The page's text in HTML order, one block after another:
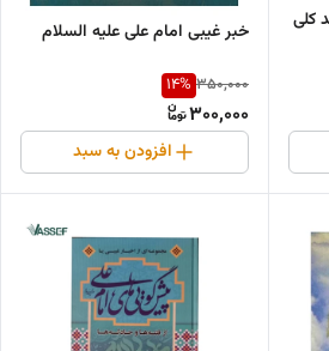
کلی
خبر غیبی امام علی علیه السلام
350,000
14%
300,000
افزودن به سبد